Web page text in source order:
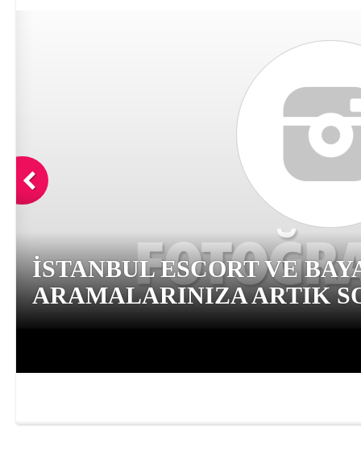
İSTANBUL ESCORT VE
ARAMALARINIZA ARTIK